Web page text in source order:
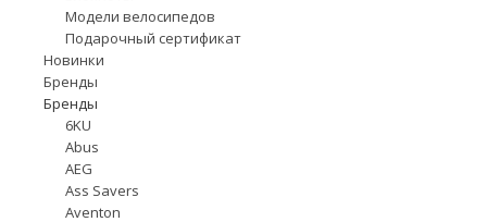
Модели велосипедов
Подарочный сертификат
Новинки
Бренды
Бренды
6KU
Abus
AEG
Ass Savers
Aventon